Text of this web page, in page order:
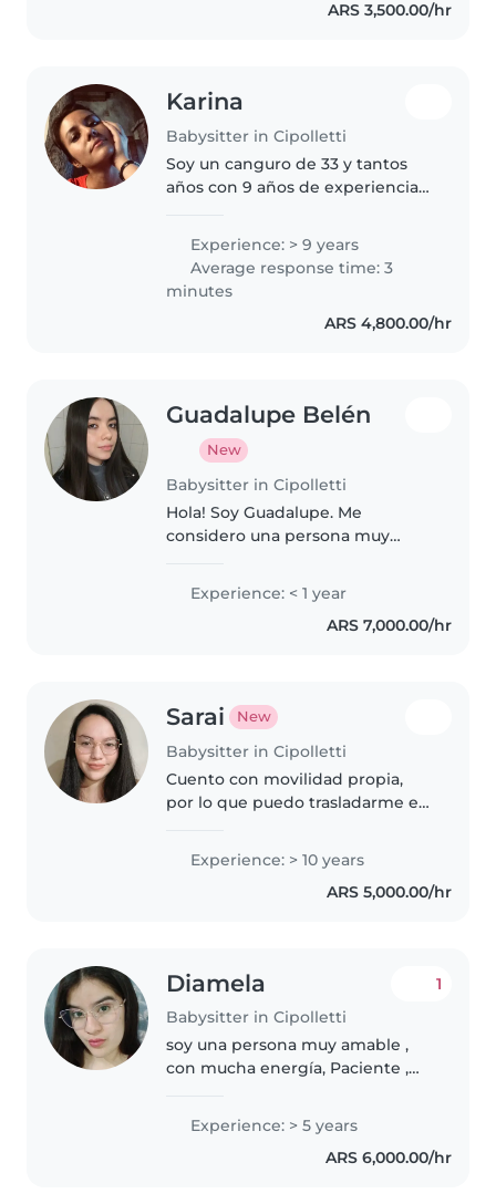
ayudar con las tareas. SoyARS 3,500.00/hr
Karina
Babysitter in Cipolletti
Soy un canguro de 33 y tantos
años con 9 años de experiencia
primaria. Tengo estudios
terciarios y estoy certificado en
primeros auxilios. Me destaco
por..
Experience: > 9 years
Average response time: 3
minutes
ARS 4,800.00/hr
Guadalupe Belén
New
Babysitter in Cipolletti
Hola! Soy Guadalupe. Me
considero una persona muy
dedicada. Cuento con
experiencia cuidando a una nena
desde su primer año de vida,
Experience: < 1 year
ARS 7,000.00/hr
Sarai New
Babysitter in Cipolletti
Cuento con movilidad propia,
por lo que puedo trasladarme en
Soy muy responsable y puntual.
Cursos de RCP y conocimientos..
Experience: > 10 years
ARS 5,000.00/hr
Diamela
Babysitter in Cipolletti
1
soy una persona muy amable ,
con mucha energía, Paciente ,
mucha creatividad e
imaginación ,tengo habilidades
interpersonales y comunicativas,
Experience: > 5 years
ARS 6,000.00/hr